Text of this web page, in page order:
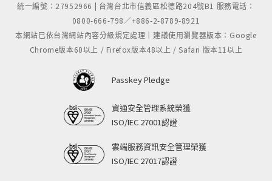
統一編號：27952966 | 台灣台北市信義區松德路204號B1 服務電話：
0800-666-798／+886-2-8789-8921
本網站已依台灣網站內容分級規定處理｜建議使用瀏覽器版本：Google
Chrome版本60以上 / Firefox版本48以上 / Safari 版本11以上
Passkey Pledge
資通安全管理系統榮獲
ISO/IEC 27001認證
雲端服務資訊安全管理榮獲
ISO/IEC 27017認證